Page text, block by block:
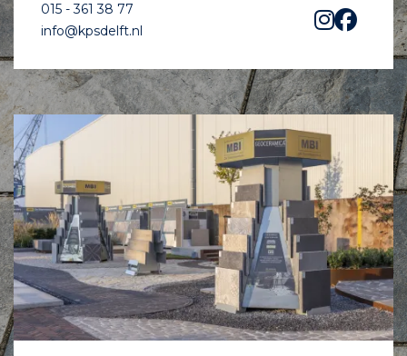
015 - 361 38 77
info@kpsdelft.nl